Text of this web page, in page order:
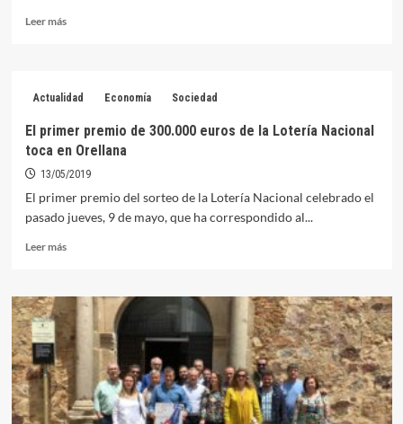
Leer másLeer
pliego
cláusulas
para
la
del
Hogar
Actualidad Economía Sociedad
El primer premio de 300.000 euros de la Lotería Nacional
toca en Orellana
13/05/2019
El primer premio del sorteo de la Lotería Nacional celebrado el
pasado jueves, 9 de mayo, que ha correspondido al...
Leer másLeer
El
primer
premio
de
300.000
euros
de
la